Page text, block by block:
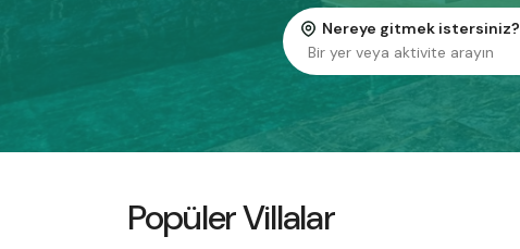
Nereye gitmek istersiniz?
Bir yer veya aktivite arayın
Popüler Villalar